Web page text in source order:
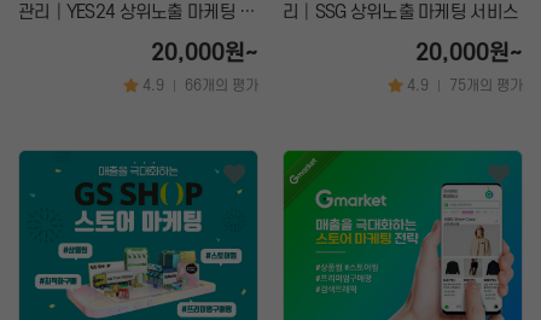
관리│YES24 상위노출 마케팅 서
20,000원~
4.9 66개의 평가
리│SSG 상위노출 마케팅 서비스
20,000원~
4.9 75개의 평가